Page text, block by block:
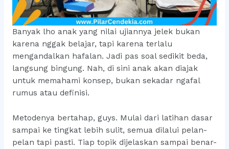
Banyak lho anak yang nilai ujiannya jelek bukan
karena nggak belajar, tapi karena terlalu
mengandalkan hafalan. Jadi pas soal sedikit beda,
langsung bingung. Nah, di sini anak akan diajak
untuk memahami konsep, bukan sekadar ngafal
rumus atau definisi.
Metodenya bertahap, guys. Mulai dari latihan dasar
sampai ke tingkat lebih sulit, semua dilalui pelan-
pelan tapi pasti. Tiap topik dijelaskan sampai benar-